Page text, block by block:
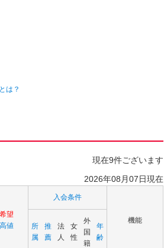
は？
現在9件ございます
2026年08月07日現在
望
値
入会条件
機能
所
属
推
薦
法
人
女
性
外
国
籍
年
齢